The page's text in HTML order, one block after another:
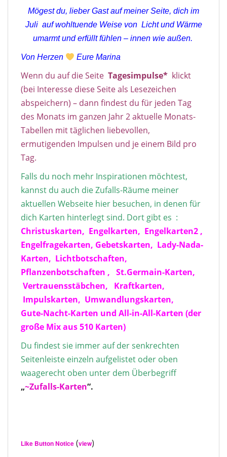
Mögest du, lieber Gast auf meiner Seite, dich im
Juli auf wohltuende Weise von Licht und Wärme
umarmt und erfüllt fühlen – innen wie außen.
Von Herzen Eure Marina
Wenn du auf die Seite Tagesimpulse* klickt
(bei Interesse diese Seite als Lesezeichen
abspeichern) – dann findest du für jeden Tag
des Monats im ganzen Jahr 2 aktuelle Monats-
Tabellen mit täglichen liebevollen,
ermutigenden Impulsen und je einem Bild pro
Tag.
Falls du noch mehr Inspirationen möchtest,
kannst du auch die Zufalls-Räume meiner
aktuellen Webseite hier besuchen, in denen für
dich Karten hinterlegt sind. Dort gibt es :
Christuskarten, Engelkarten, Engelkarten2 ,
Engelfragekarten, Gebetskarten, Lady-Nada-
Karten, Lichtbotschaften,
Pflanzenbotschaften , St.Germain-Karten,
Vertrauensstäbchen,
Kraftkarten,
Impulskarten, Umwandlungskarten,
Gute-Nacht-Karten und All-in-All-Karten (der
große Mix aus 510 Karten)
Du findest sie immer auf der senkrechten
Seitenleiste einzeln aufgelistet oder oben
waagerecht oben unter dem Überbegriff
„~Zufalls-Karten“.
Like Button Notice (view)